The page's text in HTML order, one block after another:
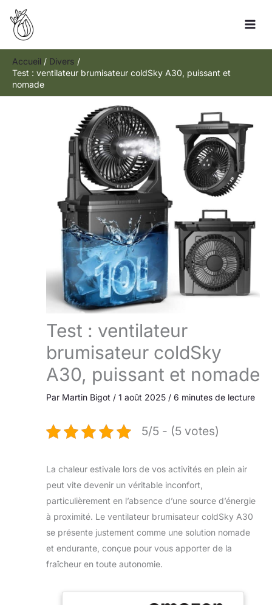
Aller
contenu
Accueil
Divers
Test : ventilateur brumisateur coldSky A30, puissant et
nomade
Test : ventilateur
brumisateur coldSky
A30, puissant et nomade
Par Martin Bigot / 1 août 2025 / 6 minutes de lecture
5/5 - (5 votes)
La chaleur estivale lors de vos activités en plein air
peut vite devenir un véritable inconfort,
particulièrement en l’absence d’une source d’énergie
à proximité. Le ventilateur brumisateur coldSky A30
se présente justement comme une solution nomade
et endurante, conçue pour vous apporter de la
fraîcheur en toute autonomie.
R
e
h
e